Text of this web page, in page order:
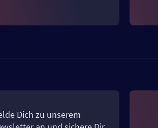
Dich zu unserem